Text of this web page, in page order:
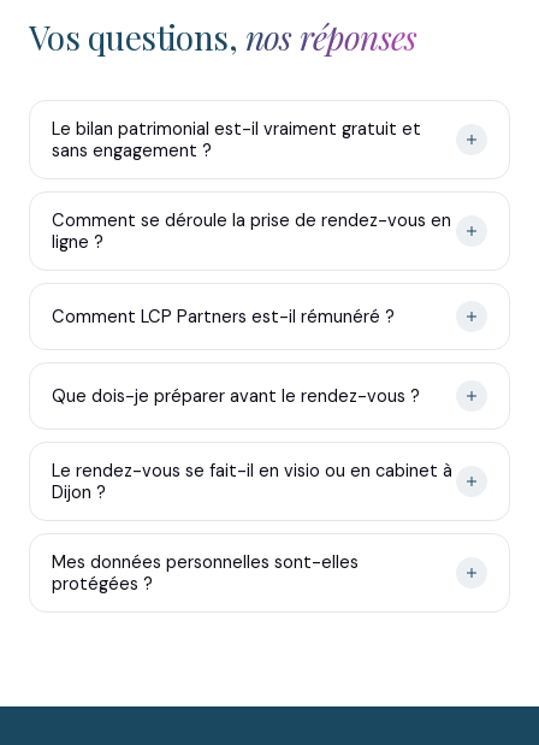
Vos questions, nos réponses
Le bilan patrimonial est-il vraiment gratuit et
sans engagement ?
Comment se déroule la prise de rendez-vous en
ligne ?
Comment LCP Partners est-il rémunéré ?
Que dois-je préparer avant le rendez-vous ?
Le rendez-vous se fait-il en visio ou en cabinet à
Dijon ?
Mes données personnelles sont-elles
protégées ?